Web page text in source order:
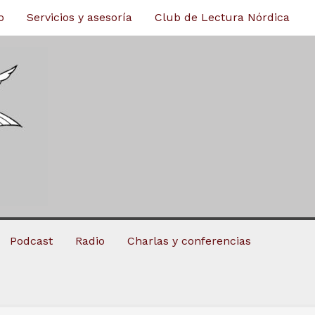
Servicios y asesoría Club de Lectura Nórdica
Podcast Radio Charlas y conferencias